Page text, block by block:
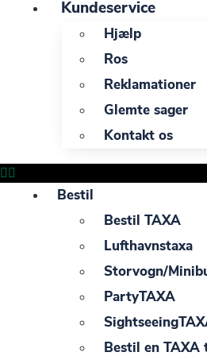
Kundeservice
Hjælp
Ros
Reklamationer
Glemte sager
Kontakt os
Bestil
Bestil TAXA
Lufthavnstaxa
Storvogn/
PartyTAXA
Bestil en